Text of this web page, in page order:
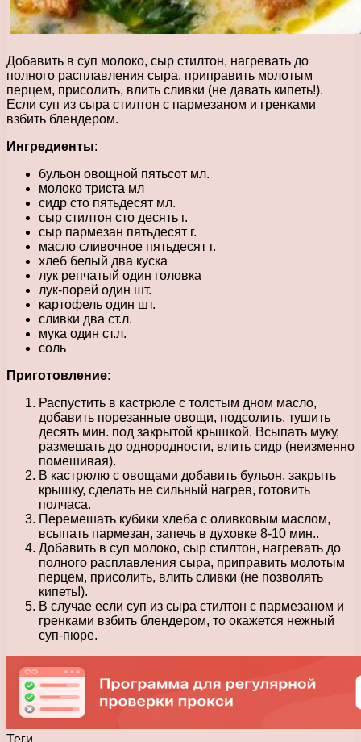
Добавить в суп молоко, сыр стилтон, нагревать до
полного расплавления сыра, приправить молотым
перцем, присолить, влить сливки (не давать кипеть!).
Если суп из сыра стилтон с пармезаном и гренками
взбить блендером.
Ингредиенты:
бульон овощной пятьсот мл.
молоко триста мл
сидр сто пятьдесят мл.
сыр стилтон сто десять г.
сыр пармезан пятьдесят г.
масло сливочное пятьдесят г.
хлеб белый два куска
лук репчатый один головка
лук-порей один шт.
картофель один шт.
сливки два ст.л.
мука один ст.л.
соль
Приготовление:
Распустить в кастрюле с толстым дном масло,
добавить порезанные овощи, подсолить, тушить
десять мин. под закрытой крышкой. Всыпать муку,
размешать до однородности, влить сидр (неизменно
помешивая).
В кастрюлю с овощами добавить бульон, закрыть
крышку, сделать не сильный нагрев, готовить
полчаса.
Перемешать кубики хлеба с оливковым маслом,
всыпать пармезан, запечь в духовке 8-10 мин..
Добавить в суп молоко, сыр стилтон, нагревать до
полного расплавления сыра, приправить молотым
перцем, присолить, влить сливки (не позволять
кипеть!).
В случае если суп из сыра стилтон с пармезаном и
гренками взбить блендером, то окажется нежный
суп-пюре.
Теги